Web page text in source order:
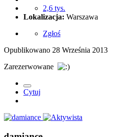
2,6 tys.
Lokalizacja: Warszawa
Zgłoś
Opublikowano 28 Września 2013
Zarezerwowane
Cytuj